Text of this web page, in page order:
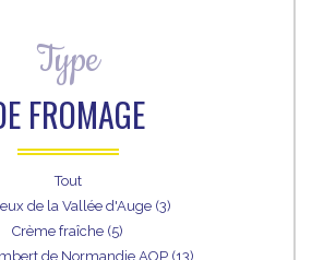
Type
FROMAGE
Tout
de la Vallée d'Auge (3)
Crème fraîche (5)
de Normandie AOP (13)